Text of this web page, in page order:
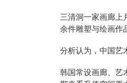
三清洞一家画廊上
余件雕塑与绘画作
分析认为，中国艺
韩国常设画廊、艺